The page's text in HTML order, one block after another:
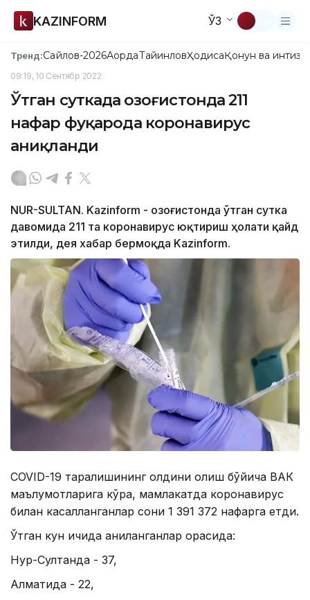
KAZINFORM ЎЗ
Тренд:Сайлов-2026АқордаТайинловҲодисаҚонун ва
09:19, 10 Сентябр 2022
Ўтган суткада Қозоғистонда 211
нафар фуқарода коронавирус
аниқланди
NUR-SULTAN. Kazinform - Қозоғистонда ўтган сутка
давомида 211 та коронавирус юқтириш ҳолати қайд
этилди, дея хабар бермоқда Kazinform.
COVID-19 тарқалишининг олдини олиш бўйича ВАК
маълумотларига кўра, мамлакатда коронавирус
билан касалланганлар сони 1 391 372 нафарга етди.
Ўтган кун ичида аниқланганлар орасида:
Нур-Султанда - 37,
Алматида - 22,